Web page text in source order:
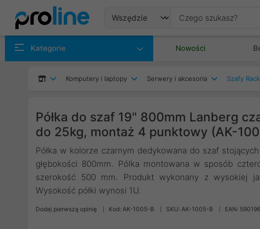
Kategorie Nowości
Komputery i laptopy Serwery i akcesoria Szafy
Półka do szaf 19" 800mm Lanberg
do 25kg, montaż 4 punktowy (AK-
Półka w kolorze czarnym dedykowana do szaf
głębokości 800mm. Pólka montowana w sposób
szerokość 500 mm. Produkt wykonany z wysokiej
Wysokość półki wynosi 1U.
Dodaj pierwszą opinię Kod: AK-1005-B SKU: AK-1005-B EAN: